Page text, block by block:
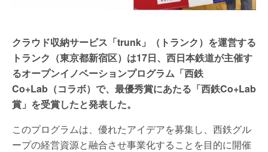
クラウド収納サービス「trunk」（トランク）を運営する
トランク（東京都新宿区）は17日、西日本鉄道が主催す
るオープンイノベーションプログラム「西鉄
Co+Lab（コラボ）で、最優秀賞にあたる「西鉄Co+Lab
賞」を受賞したと発表した。
このプログラムは、優れたアイデアを募集し、西鉄グル
ープの経営資源と融合させ事業化することを目的に開催